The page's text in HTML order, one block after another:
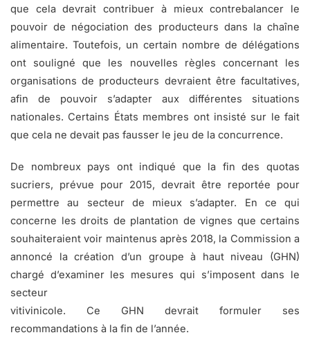
que cela devrait contribuer à mieux contrebalancer le
pouvoir de négociation des producteurs dans la chaîne
alimentaire. Toutefois, un certain nombre de délégations
ont souligné que les nouvelles règles concernant les
organisations de producteurs devraient être facultatives,
afin de pouvoir s’adapter aux différentes situations
nationales. Certains États membres ont insisté sur le fait
que cela ne devait pas fausser le jeu de la concurrence.
De nombreux pays ont indiqué que la fin des quotas
sucriers, prévue pour 2015, devrait être reportée pour
permettre au secteur de mieux s’adapter. En ce qui
concerne les droits de plantation de vignes que certains
souhaiteraient voir maintenus après 2018, la Commission a
annoncé la création d’un groupe à haut niveau (GHN)
chargé d’examiner les mesures qui s’imposent dans le
secteur
vitivinicole. Ce GHN devrait formuler ses
recommandations à la fin de l’année.